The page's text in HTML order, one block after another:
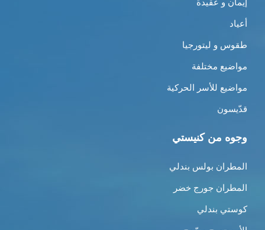
إيمان و عقيدة
أعياد
طقوس و ليتورجيا
مواضيع مختلفة
مواضيع للأسر الحركية
قدّيسون
وجوه من كنيستي
المطران بولس بندلي
المطران جورج خضر
كوستي بندلي